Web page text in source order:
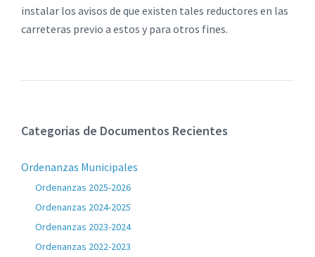
instalar los avisos de que existen tales reductores en las
carreteras previo a estos y para otros fines.
Categorias de Documentos Recientes
Ordenanzas Municipales
Ordenanzas 2025-2026
Ordenanzas 2024-2025
Ordenanzas 2023-2024
Ordenanzas 2022-2023